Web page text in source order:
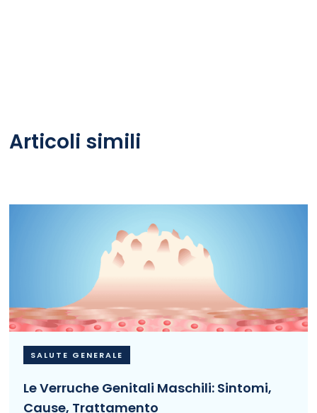
Articoli simili
SALUTE GENERALE
Le Verruche Genitali Maschili: Sintomi,
Cause, Trattamento